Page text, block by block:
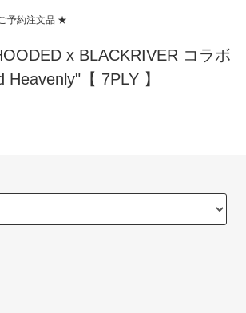
予約注文品 ★
x BLACKRIVER コラボ
Heavenly"【 7PLY 】